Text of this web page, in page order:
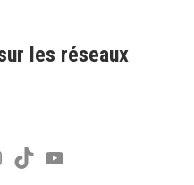
les réseaux
TikTokYouTube